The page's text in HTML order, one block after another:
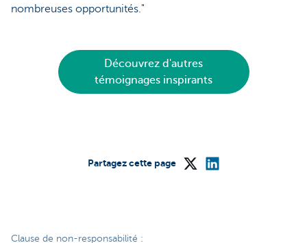
nombreuses opportunités."
Découvrez d'autres
témoignages inspirants
Partagez cette page
Clause de non-responsabilité :